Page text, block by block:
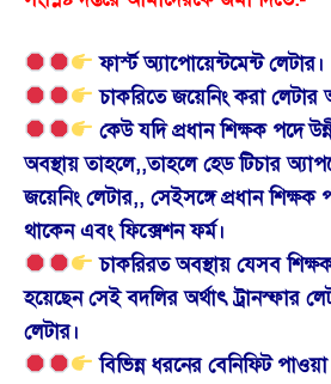
ফার্স্ট অ্যাপোয়েন্টমেন্ট লেটার।
চাকরিতে জয়েনিং করা লেটার
কেউ যদি প্রধান শিক্ষক পদে
অবস্থায় তাহলে,,তাহলে হেড টিচার
জয়েনিং লেটার,, সেইসঙ্গে প্রধান
থাকেন এবং ফিক্সেশন ফর্ম।
চাকরিরত অবস্থায় যেসব
হয়েছেন সেই বদলির অর্থাৎ ট্রানস্ফার
লেটার।
বিভিন্ন ধরনের বেনিফিট